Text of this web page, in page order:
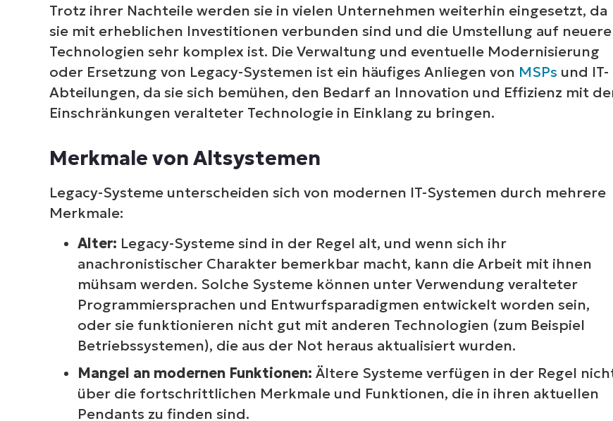
Trotz ihrer Nachteile werden sie in vielen Unternehmen weiterhin eingesetzt, da
sie mit erheblichen Investitionen verbunden sind und die Umstellung auf neuere
Technologien sehr komplex ist. Die Verwaltung und eventuelle Modernisierung
oder Ersetzung von Legacy-Systemen ist ein häufiges Anliegen von MSPs und IT-
Abteilungen, da sie sich bemühen, den Bedarf an Innovation und Effizienz mit
Einschränkungen veralteter Technologie in Einklang zu bringen.
Merkmale von Altsystemen
Legacy-Systeme unterscheiden sich von modernen IT-Systemen durch mehrere
Merkmale:
Alter: Legacy-Systeme sind in der Regel alt, und wenn sich ihr
anachronistischer Charakter bemerkbar macht, kann die Arbeit mit ihnen
mühsam werden. Solche Systeme können unter Verwendung veralteter
Programmiersprachen und Entwurfsparadigmen entwickelt worden sein,
oder sie funktionieren nicht gut mit anderen Technologien (zum Beispiel
Betriebssystemen), die aus der Not heraus aktualisiert wurden.
Mangel an modernen Funktionen: Ältere Systeme verfügen in der Regel
über die fortschrittlichen Merkmale und Funktionen, die in ihren aktuellen
Pendants zu finden sind.
Sehen Sie NinjaOne
Aktion
Sehen Sie sich unsere On-Demand-Demos an
erfahren Sie, wie NinjaOne IT-Aufgaben wie
Management, Patching, MDM, Ticketing und
vereinfacht
Demos ansehen